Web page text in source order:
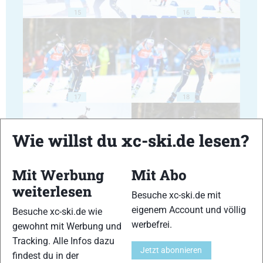
15 16
17 18
19 20
Wie willst du xc-ski.de lesen?
Mit Werbung
weiterlesen
Besuche xc-ski.de wie
gewohnt mit Werbung und
Tracking. Alle Infos dazu
findest du in der
Mit Abo
Besuche xc-ski.de mit
eigenem Account und völlig
werbefrei.
Jetzt abonnieren